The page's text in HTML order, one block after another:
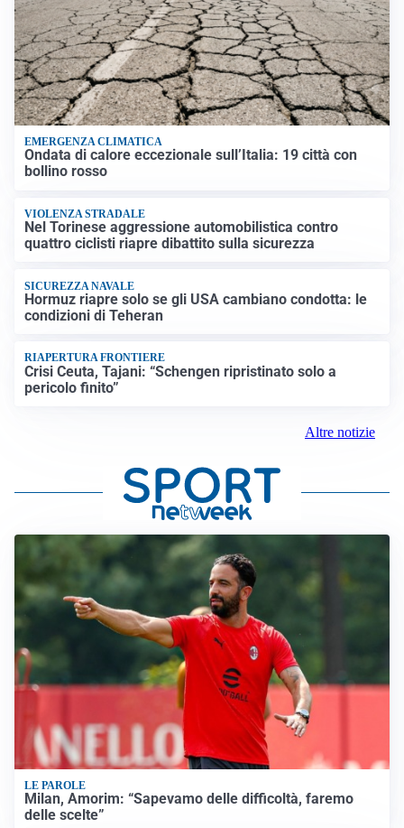
EMERGENZA CLIMATICA
Ondata di calore eccezionale sull’Italia: 19 città con
bollino rosso
VIOLENZA STRADALE
Nel Torinese aggressione automobilistica contro
quattro ciclisti riapre dibattito sulla sicurezza
SICUREZZA NAVALE
Hormuz riapre solo se gli USA cambiano condotta: le
condizioni di Teheran
RIAPERTURA FRONTIERE
Crisi Ceuta, Tajani: “Schengen ripristinato solo a
pericolo finito”
Altre notizie
LE PAROLE
Milan, Amorim: “Sapevamo delle difficoltà, faremo
delle scelte”